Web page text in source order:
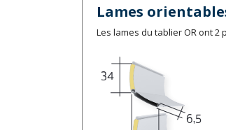
Lames
Les lames du tablier OR ont